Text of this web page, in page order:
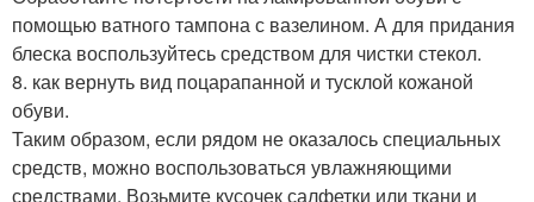
помощью ватного тампона с вазелином. А для придания
блеска воспользуйтесь средством для чистки стекол.
8. как вернуть вид поцарапанной и тусклой кожаной
обуви.
Таким образом, если рядом не оказалось специальных
средств, можно воспользоваться увлажняющими
средствами. Возьмите кусочек салфетки или ткани и